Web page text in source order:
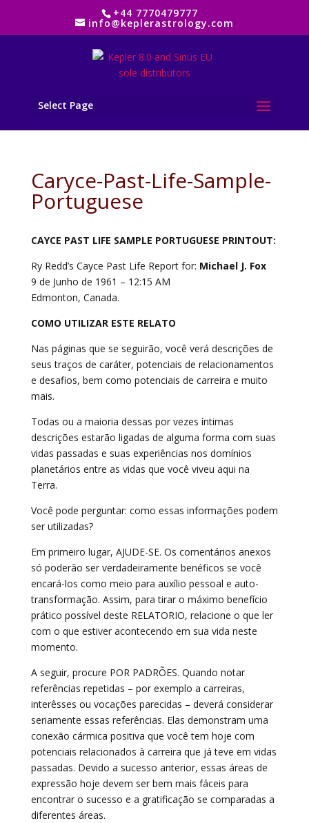
+44 7770479777
info@keplerastrology.com
Select Page
Caryce-Past-Life-Sample-
Portuguese
CAYCE PAST LIFE SAMPLE PORTUGUESE PRINTOUT:
Ry Redd’s Cayce Past Life Report for: Michael J. Fox
9 de Junho de 1961 – 12:15 AM
Edmonton, Canada.
COMO UTILIZAR ESTE RELATO
Nas páginas que se seguirão, você verá descrições de
seus traços de caráter, potenciais de relacionamentos
e desafios, bem como potenciais de carreira e muito
mais.
Todas ou a maioria dessas por vezes íntimas
descrições estarão ligadas de alguma forma com suas
vidas passadas e suas experiências nos domínios
planetários entre as vidas que você viveu aqui na
Terra.
Você pode perguntar: como essas informações podem
ser utilizadas?
Em primeiro lugar, AJUDE-SE. Os comentários anexos
só poderão ser verdadeiramente benéficos se você
encará-los como meio para auxílio pessoal e auto-
transformação. Assim, para tirar o máximo benefício
prático possível deste RELATORIO, relacione o que ler
com o que estiver acontecendo em sua vida neste
momento.
A seguir, procure POR PADRÕES. Quando notar
referências repetidas – por exemplo a carreiras,
interêsses ou vocações parecidas – deverá considerar
seriamente essas referências. Elas demonstram uma
conexão cármica positiva que você tem hoje com
potenciais relacionados à carreira que já teve em vidas
passadas. Devido a sucesso anterior, essas áreas de
expressão hoje devem ser bem mais fáceis para
encontrar o sucesso e a gratificação se comparadas a
diferentes áreas.